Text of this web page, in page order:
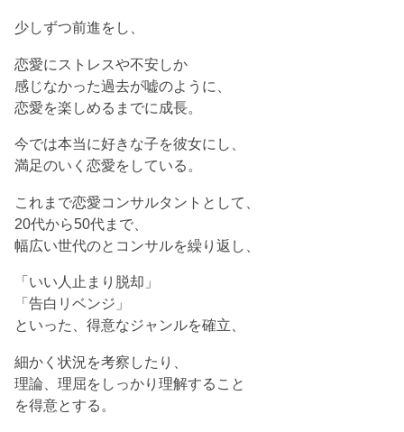
少しずつ前進をし、
恋愛にストレスや不安しか
感じなかった過去が嘘のように、
恋愛を楽しめるまでに成長。
今では本当に好きな子を彼女にし、
満足のいく恋愛をしている。
これまで恋愛コンサルタントとして、
20代から50代まで、
幅広い世代のとコンサルを繰り返し、
「いい人止まり脱却」
「告白リベンジ」
といった、得意なジャンルを確立、
細かく状況を考察したり、
理論、理屈をしっかり理解すること
を得意とする。